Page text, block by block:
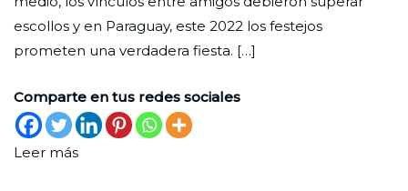
escollos y en Paraguay, este 2022 los festejos
prometen una verdadera fiesta. […]
Comparte en tus redes sociales
Leer más